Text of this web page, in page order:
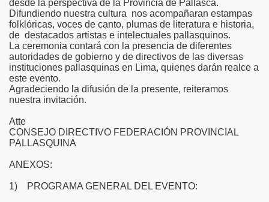
desde la perspectiva de la Provincia de Pallasca.
Difundiendo nuestra cultura nos acompañaran estampas
folklóricas, voces de canto, plumas de literatura e historia,
de destacados artistas e intelectuales pallasquinos.
La ceremonia contará con la presencia de diferentes
autoridades de gobierno y de directivos de las diversas
instituciones pallasquinas en Lima, quienes darán realce a
este evento.
Agradeciendo la difusión de la presente, reiteramos
nuestra invitación.
Atte
CONSEJO DIRECTIVO FEDERACIÓN PROVINCIAL
PALLASQUINA
ANEXOS:
1) PROGRAMA GENERAL DEL EVENTO:
de Chimbote
LA CREACIÓN POLÍTICA DEL DISTRITO DE CHIMBOTE
EN CHIMBOTE